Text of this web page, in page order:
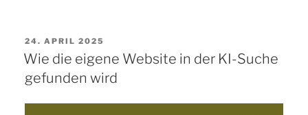
intelligenten
bei
VERÖFFENTLICHT
AM
24. APRIL 2025
Wie die eigene Website in der KI-Suche
gefunden wird